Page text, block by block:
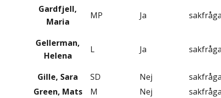
Gardfjell,
Maria
MP Ja
Gellerman,
Helena
L Ja
Gille, Sara SD Nej
Green, Mats
M Nej